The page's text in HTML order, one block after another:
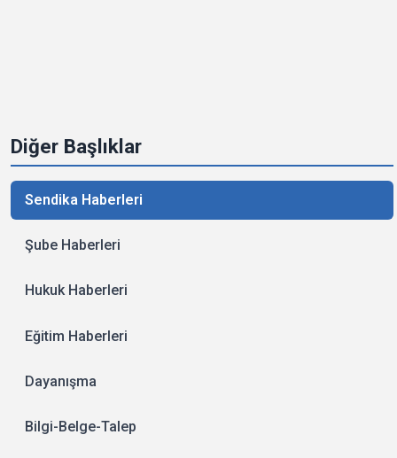
Diğer Başlıklar
Sendika Haberleri
Şube Haberleri
Hukuk Haberleri
Eğitim Haberleri
Dayanışma
Bilgi-Belge-Talep